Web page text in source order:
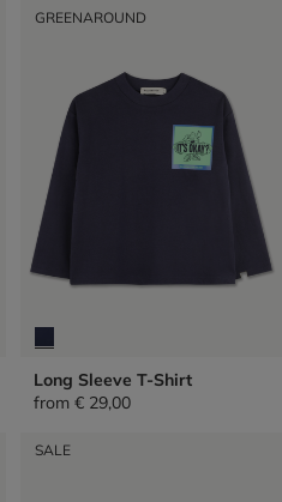
GREENAROUND
Long Sleeve T-Shirt
from € 29,00
SALE